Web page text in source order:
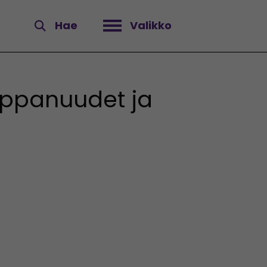
Hae Valikko
Avaa valikko
ja